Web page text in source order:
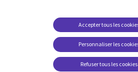
CANADA
Communiqués
Points de vue
FR
Personnaliser les
Accepter tous les
Refuser tous les cookies